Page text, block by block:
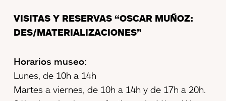
VISITAS Y RESERVAS “OSCAR MUÑOZ:
DES/MATERIALIZACIONES”
Horarios museo:
Lunes, de 10h a 14h
Martes a viernes, de 10h a 14h y de 17h a 20h.